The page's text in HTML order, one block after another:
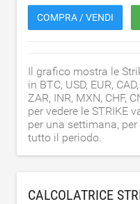
COMPRA / VENDI
Il grafico mostra le
in BTC, USD, EUR,
ZAR, INR, MXN, CHF,
per vedere le STRIKE
per una settimana,
tutto il periodo.
CALCOLATRICE